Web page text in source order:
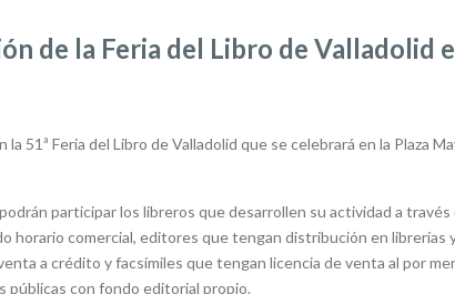
de la Feria del Libro de Valladolid
51ª Feria del Libro de Valladolid que se celebrará en la Plaza
participar los libreros que desarrollen su actividad a través
horario comercial, editores que tengan distribución en librerías
a crédito y facsímiles que tengan licencia de venta al por
públicas con fondo editorial propio.